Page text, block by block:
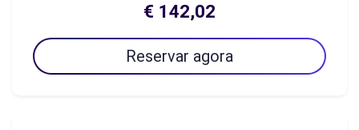
€ 142,02
Reservar agora